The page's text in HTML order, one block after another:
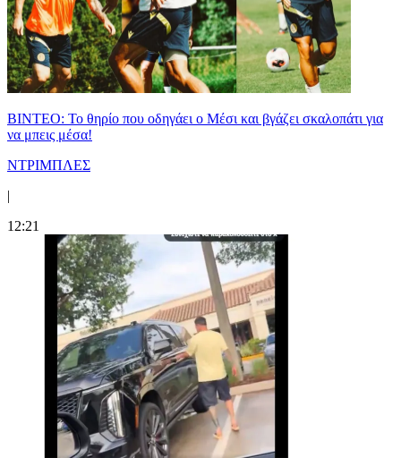
ΒΙΝΤΕΟ: Το θηρίο που οδηγάει ο Μέσι και βγάζει σκαλοπάτι για
να μπεις μέσα!
ΝΤΡΙΜΠΛΕΣ
|
12:21